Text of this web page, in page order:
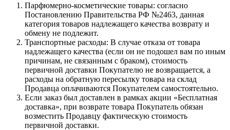
Парфюмерно-косметические товары: согласно
Постановлению Правительства РФ №2463, данная
категория товаров надлежащего качества возврату и
обмену не подлежит.
Транспортные расходы: В случае отказа от товара
надлежащего качества (если он не подошел вам по иным
причинам, не связанным с браком), стоимость
первичной доставки Покупателю не возвращается, а
расходы на обратную пересылку товара на склад
Продавца оплачиваются Покупателем самостоятельно.
Если заказ был доставлен в рамках акции «Бесплатная
доставка», при возврате товара Покупатель обязан
возместить Продавцу фактическую стоимость
первичной доставки.